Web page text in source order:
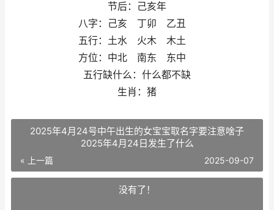
节后：己亥年
八字：己亥 丁卯 乙丑
五行：土水 火木 木土
方位：中北 南东 东中
五行缺什么：什么都不缺
生肖：猪
2025年4月24号中午出生的女宝宝取名字要注意啥子
2025年4月24日发生了什么
« 上一篇 2025-09-07
没有了！